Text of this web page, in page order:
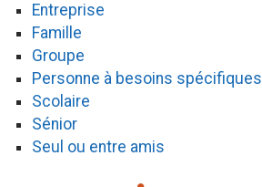
Entreprise
Famille
Groupe
Personne à besoins spécifiques
Scolaire
Sénior
Seul ou entre amis